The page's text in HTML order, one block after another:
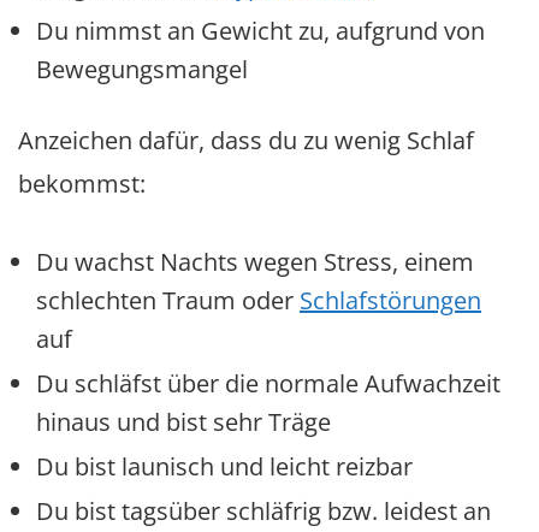
Du nimmst an Gewicht zu, aufgrund von
Bewegungsmangel
Anzeichen dafür, dass du zu wenig Schlaf
bekommst:
Du wachst Nachts wegen Stress, einem
schlechten Traum oder Schlafstörungen
auf
Du schläfst über die normale Aufwachzeit
hinaus und bist sehr Träge
Du bist launisch und leicht reizbar
Du bist tagsüber schläfrig bzw. leidest an